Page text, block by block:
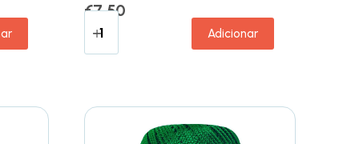
€7.50
Adicionar